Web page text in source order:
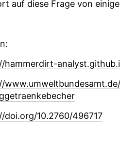
auf diese Frage von
hammerdirt-
doi.org/10.2760/496717